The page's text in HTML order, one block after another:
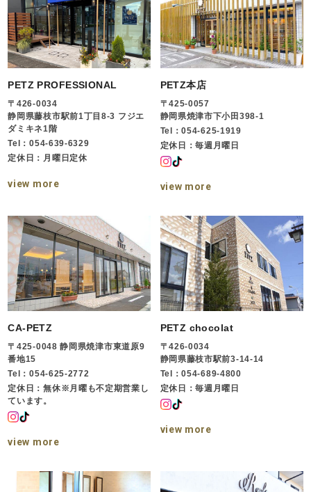
PETZ PROFESSIONAL
〒426-0034
静岡県藤枝市駅前1丁目8-3 フジエ
ダミキネ1階
Tel：054-639-6329
定休日：月曜日定休
view more
PETZ本店
〒425-0057
静岡県焼津市下小田398-1
Tel：054-625-1919
定休日：毎週月曜日
view more
CA-PETZ
〒425-0048 静岡県焼津市東道原9
番地15
Tel：054-625-2772
定休日：無休※月曜も不定期営業し
ています。
view more
PETZ chocolat
〒426-0034
静岡県藤枝市駅前3-14-14
Tel：054-689-4800
定休日：毎週月曜日
view more